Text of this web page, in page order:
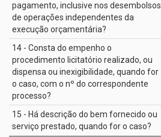
pagamento, inclusive nos desembolsos
de operações independentes da
execução orçamentária?
14 - Consta do empenho o
procedimento licitatório realizado, ou
dispensa ou inexigibilidade, quando for
o caso, com o nº do correspondente
processo?
15 - Há descrição do bem fornecido ou
serviço prestado, quando for o caso?